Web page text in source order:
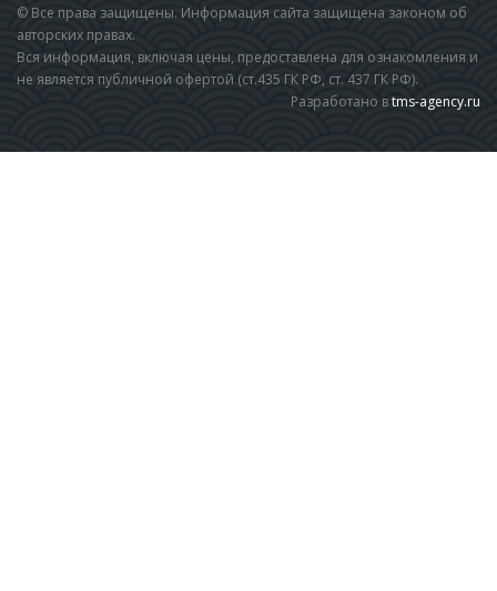
© Все права защищены. Информация сайта защищена законом об
авторских правах.
Вся информация, включая цены, предоставлена для ознакомления и
не является публичной офертой (ст.435 ГК РФ, cт. 437 ГК РФ).
Разработано вtms-agency.ru